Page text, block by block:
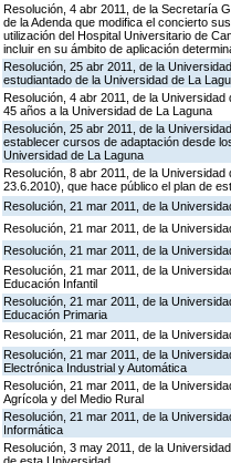
Resolución, 4 abr 2011, de la Secretaría
de la Adenda que modifica el concierto
utilización del Hospital Universitario de
incluir en su ámbito de aplicación
Resolución, 25 abr 2011, de la
estudiantado de la Universidad de La
Resolución, 4 abr 2011, de la
45 años a la Universidad de La Laguna
Resolución, 25 abr 2011, de la
establecer cursos de adaptación desde
Universidad de La Laguna
Resolución, 8 abr 2011, de la
23.6.2010), que hace público el plan de
Resolución, 21 mar 2011, de la
Resolución, 21 mar 2011, de la
Resolución, 21 mar 2011, de la
Resolución, 21 mar 2011, de la
Educación Infantil
Resolución, 21 mar 2011, de la
Educación Primaria
Resolución, 21 mar 2011, de la
Resolución, 21 mar 2011, de la
Electrónica Industrial y Automática
Resolución, 21 mar 2011, de la
Agrícola y del Medio Rural
Resolución, 21 mar 2011, de la
Informática
Resolución, 3 may 2011, de la